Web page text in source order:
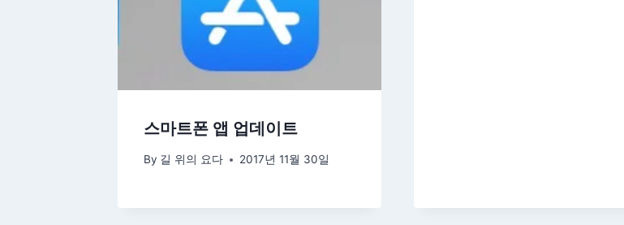
스마트폰 앱 업데이트
By 길 위의 요다 2017년 11월 30일